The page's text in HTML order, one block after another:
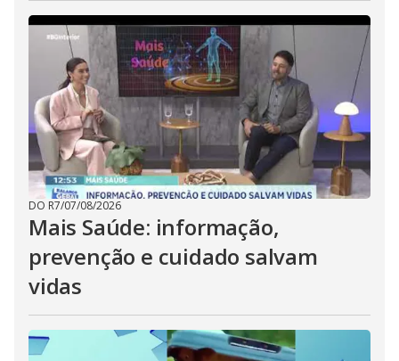
DO R7/07/08/2026
Mais Saúde: informação,
prevenção e cuidado salvam
vidas